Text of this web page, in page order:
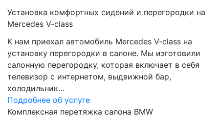
Установка комфортных сидений и перегородки на
Mercedes V-class
К нам приехал автомобиль Mercedes V-class на
установку перегородки в салоне. Мы изготовили
салонную перегородку, которая включает в себя
телевизор с интернетом, выдвижной бар,
холодильник…
Подробнее об услуге
Комплексная перетяжка салона BMW